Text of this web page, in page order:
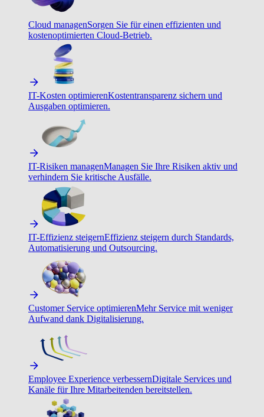
Cloud managenSorgen Sie für einen effizienten und
kostenoptimierten Cloud-Betrieb.
IT-Kosten optimierenKostentransparenz sichern und
Ausgaben optimieren.
IT-Risiken managenManagen Sie Ihre Risiken aktiv und
verhindern Sie kritische Ausfälle.
IT-Effizienz steigernEffizienz steigern durch Standards,
Automatisierung und Outsourcing.
Customer Service optimierenMehr Service mit weniger
Aufwand dank Digitalisierung.
Employee Experience verbessernDigitale Services und
Kanäle für Ihre Mitarbeitenden bereitstellen.